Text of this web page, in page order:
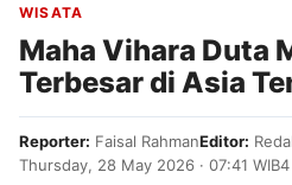
WISATA
Maha Vihara Duta
Terbesar di Asia
Reporter: Faisal RahmanEditor:
Thursday, 28 May 2026 · 07:41 WIB